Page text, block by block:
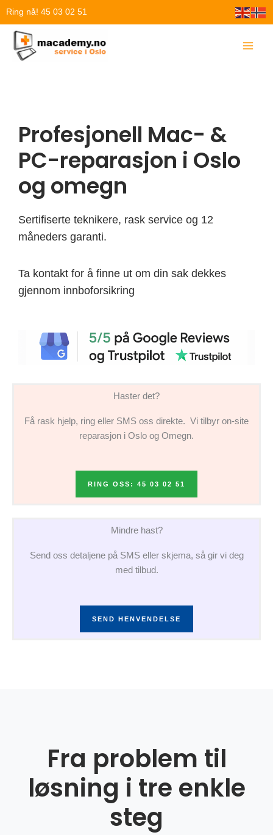
Hopp
innholdet
Ring nå! 45 03 02 51
Profesjonell Mac- &
PC-reparasjon i Oslo
og omegn
Sertifiserte teknikere, rask service og 12
måneders garanti.
Ta kontakt for å finne ut om din sak dekkes
gjennom innboforsikring
Haster det?
Få rask hjelp, ring eller SMS oss direkte. Vi tilbyr on-site
reparasjon i Oslo og Omegn.
RING OSS: 45 03 02 51
Mindre hast?
Send oss detaljene på SMS eller skjema, så gir vi deg
med tilbud.
SEND HENVENDELSE
Fra problem til
løsning i tre enkle
steg